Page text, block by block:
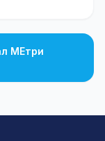
МЕтри